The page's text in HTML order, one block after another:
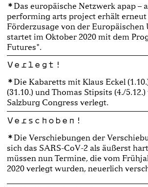
Das europäische Netzwerk apap –
performing arts project erhält erneut
Förderzusage von der Europäischen
startet im Oktober 2020 mit dem
Futures".
Verlegt!
Die Kabaretts mit Klaus Eckel
(31.10.) und Thomas Stipsits (4./
Salzburg Congress verlegt.
Verschoben!
Die Verschiebungen der
sich das SARS-CoV-2 als äußerst
müssen nun Termine, die vom
2020 verlegt wurden, neuerlich